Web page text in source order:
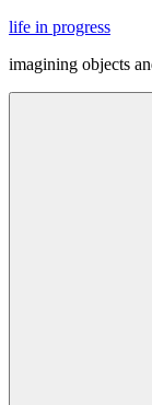
Skip
content
life in progress
imagining objects